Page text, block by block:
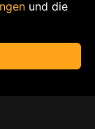
und die